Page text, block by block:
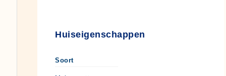
Huiseigenschappen
Soort